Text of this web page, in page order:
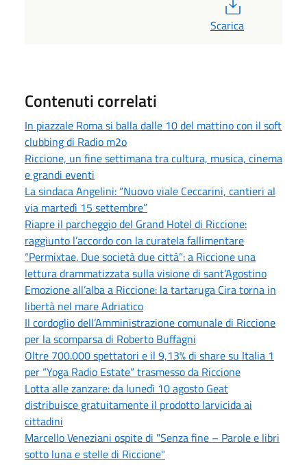
Scarica
Contenuti correlati
In piazzale Roma si balla dalle 10 del mattino con il soft
clubbing di Radio m2o
Riccione, un fine settimana tra cultura, musica, cinema
e grandi eventi
La sindaca Angelini: “Nuovo viale Ceccarini, cantieri al
via martedì 15 settembre”
Riapre il parcheggio del Grand Hotel di Riccione:
raggiunto l’accordo con la curatela fallimentare
“Permixtae. Due società due città”: a Riccione una
lettura drammatizzata sulla visione di sant’Agostino
Emozione all’alba a Riccione: la tartaruga Cira torna in
libertà nel mare Adriatico
Il cordoglio dell’Amministrazione comunale di Riccione
per la scomparsa di Roberto Buffagni
Oltre 700.000 spettatori e il 9,13% di share su Italia 1
per “Yoga Radio Estate” trasmesso da Riccione
Lotta alle zanzare: da lunedì 10 agosto Geat
distribuisce gratuitamente il prodotto larvicida ai
cittadini
Marcello Veneziani ospite di "Senza fine – Parole e libri
sotto luna e stelle di Riccione"